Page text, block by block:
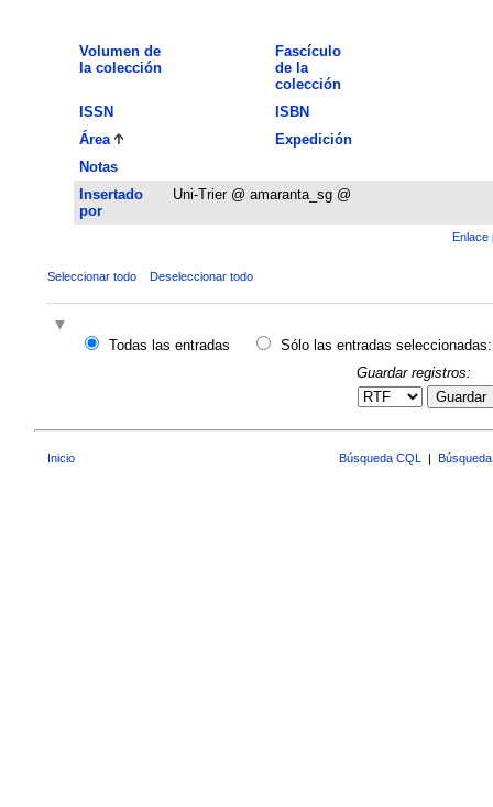
Volumen de
la colección
Fascículo
de la
colección
ISSN
ISBN
Área
Expedición
Notas
Insertado
por
Uni-Trier @ amaranta_sg @
Enlace
Seleccionar todo Deseleccionar todo
Todas las entradas
Sólo las entradas seleccionadas:
Guardar registros:
Guardar
Inicio Búsqueda CQL